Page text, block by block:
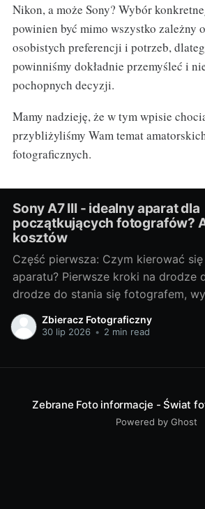
Nikon, a może Sony? Wybór
powinien być mimo wszystko zależny
osobistych preferencji i potrzeb,
powinniśmy dokładnie przemyśleć i
pochopnych decyzji.
Mamy nadzieję, że w tym wpisie
przybliżyliśmy Wam temat
fotograficznych.
Sony A7 III - idealny aparat dla
początkujących fotografów?
kosztów
Część pierwsza: Czym kierować
aparatu? Pierwsze kroki na drodze
drodze do stania się fotografem,
odpowiedniego sprzętu jest jednym z
najważniejszych kroków. Bez
Zbieracz Fotograficzny
30 lip 2026 • 2 min read
Zebrane Foto informacje - Świat
Powered by Ghost